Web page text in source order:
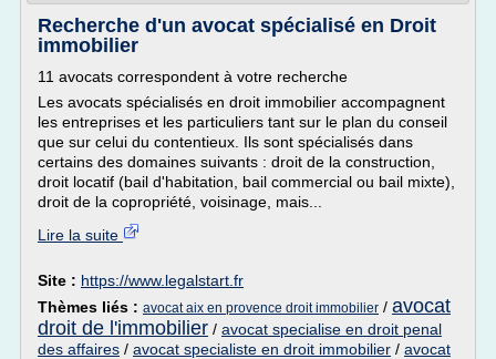
Recherche d'un avocat spécialisé en Droit
immobilier
11 avocats correspondent à votre recherche
Les avocats spécialisés en droit immobilier accompagnent
les entreprises et les particuliers tant sur le plan du conseil
que sur celui du contentieux. Ils sont spécialisés dans
certains des domaines suivants : droit de la construction,
droit locatif (bail d'habitation, bail commercial ou bail mixte),
droit de la copropriété, voisinage, mais...
Lire la suite
Site : https://www.legalstart.fr
Thèmes liés : avocat aix en provence droit immobilier / avocat
droit de l'immobilier / avocat specialise en droit penal
des affaires / avocat specialiste en droit immobilier / avocat